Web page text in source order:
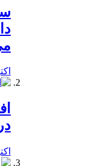
اکتبر
اکتبر